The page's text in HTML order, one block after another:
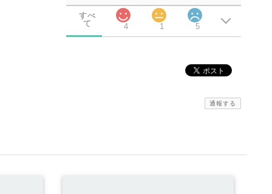
すべ
て
4 1 5
通報する